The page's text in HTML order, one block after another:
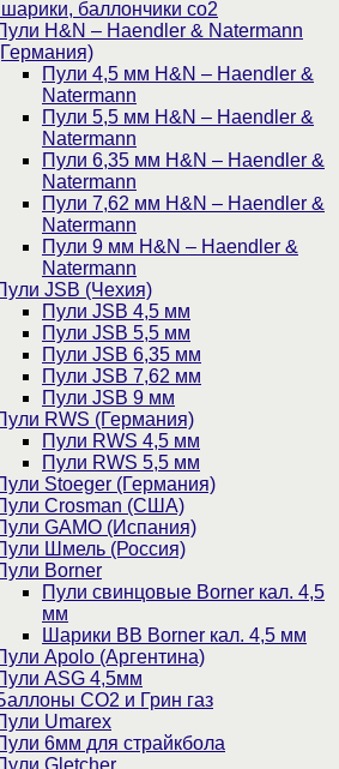
баллончики со2
H&N – Haendler & Natermann
Пули 4,5 мм H&N – Haendler &
Natermann
Пули 5,5 мм H&N – Haendler &
Natermann
Пули 6,35 мм H&N – Haendler &
Natermann
Пули 7,62 мм H&N – Haendler &
Natermann
Пули 9 мм H&N – Haendler &
Natermann
JSB (Чехия)
Пули JSB 4,5 мм
Пули JSB 5,5 мм
Пули JSB 6,35 мм
Пули JSB 7,62 мм
Пули JSB 9 мм
RWS (Германия)
Пули RWS 4,5 мм
Пули RWS 5,5 мм
Stoeger (Германия)
Crosman (США)
GAMO (Испания)
Шмель (Россия)
Borner
Пули свинцовые Borner кал. 4,5
мм
Шарики BB Borner кал. 4,5 мм
Apolo (Аргентина)
ASG 4,5мм
CO2 и Грин газ
Umarex
6мм для страйкбола